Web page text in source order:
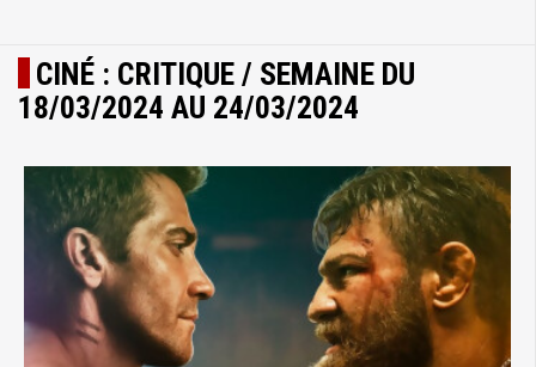
CINÉ : CRITIQUE / SEMAINE DU
18/03/2024 AU 24/03/2024